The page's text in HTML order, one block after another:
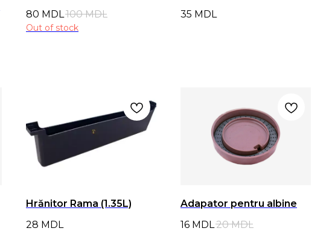
80 MDL100 MDL
Out of stock
35 MDL
Hrănitor Rama (1.35L)
28 MDL
Adapator pentru albine
16 MDL 20 MDL